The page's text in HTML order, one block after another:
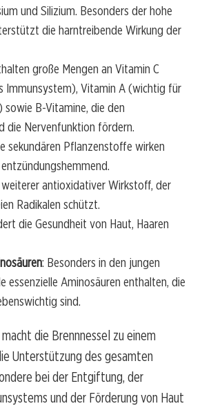
und Silizium. Besonders der hohe
die harntreibende Wirkung der
große Mengen an Vitamin C
Immunsystem), Vitamin A (wichtig für
sowie B-Vitamine, die den
die Nervenfunktion fördern.
sekundären Pflanzenstoffe wirken
weiterer antioxidativer Wirkstoff, der
Radikalen schützt.
die Gesundheit von Haut, Haaren
: Besonders in den jungen
essenzielle Aminosäuren enthalten, die
sind.
die Brennnessel zu einem
Unterstützung des gesamten
bei der Entgiftung, der
und der Förderung von Haut